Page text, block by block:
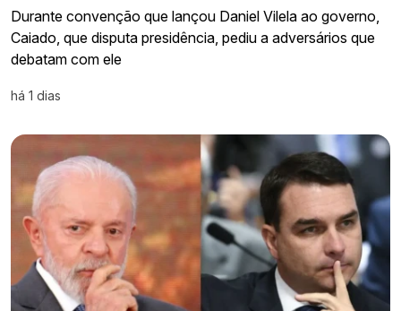
Durante convenção que lançou Daniel Vilela ao governo,
Caiado, que disputa presidência, pediu a adversários que
debatam com ele
há 1 dias